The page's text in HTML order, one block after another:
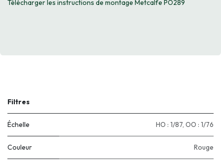
Télécharger les instructions de montage Metcalfe PO289
Filtres
Échelle HO : 1/87, OO : 1/76
Couleur Rouge